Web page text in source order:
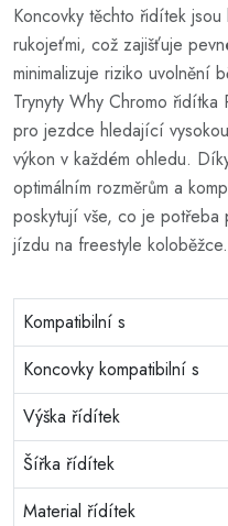
Koncovky těchto řidítek
rukojeťmi, což zajišťuje
minimalizuje riziko uvolnění
Trynyty Why Chromo
pro jezdce hledající
výkon v každém ohledu.
optimálním rozměrům a
poskytují vše, co je
jízdu na freestyle koloběžce.
Kompatibilní s
Koncovky kompatibilní s
Výška řídítek
Šířka řídítek
Material řídítek